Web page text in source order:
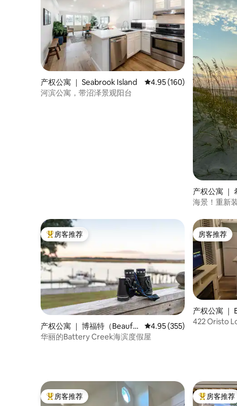
产权公寓 ｜ Seabrook Island 平均评分 4.95 分（满分 5
4.95 (160)
河滨公寓，带沼泽景观阳台
产权公寓 ｜
海景！重新
热门「房客推荐」
房客推荐
产权公寓 ｜ 博福特（Beaufor
t）
平均评分 4.95 分（满分 5
4.95 (355)
华丽的Battery Creek海滨度假屋
房客推荐
房客推荐
产权公寓 ｜
422 Oristo
热门「房客推荐」
房客推荐 热门「房客
房客推荐